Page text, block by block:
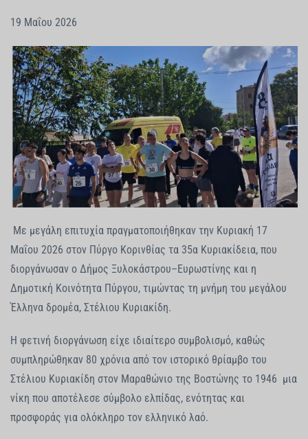
19 Μαΐου 2026
Με μεγάλη επιτυχία πραγματοποιήθηκαν την Κυριακή 17
Μαΐου 2026 στον Πύργο Κορινθίας τα 35α Κυριακίδεια, που
διοργάνωσαν ο Δήμος Ξυλοκάστρου–Ευρωστίνης και η
Δημοτική Κοινότητα Πύργου, τιμώντας τη μνήμη του μεγάλου
Έλληνα δρομέα, Στέλιου Κυριακίδη.
Η φετινή διοργάνωση είχε ιδιαίτερο συμβολισμό, καθώς
συμπληρώθηκαν 80 χρόνια από τον ιστορικό θρίαμβο του
Στέλιου Κυριακίδη στον Μαραθώνιο της Βοστώνης το 1946 μια
νίκη που αποτέλεσε σύμβολο ελπίδας, ενότητας και
προσφοράς για ολόκληρο τον ελληνικό λαό.